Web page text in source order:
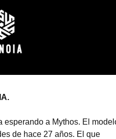
esperando a Mythos. El
de hace 27 años. El que